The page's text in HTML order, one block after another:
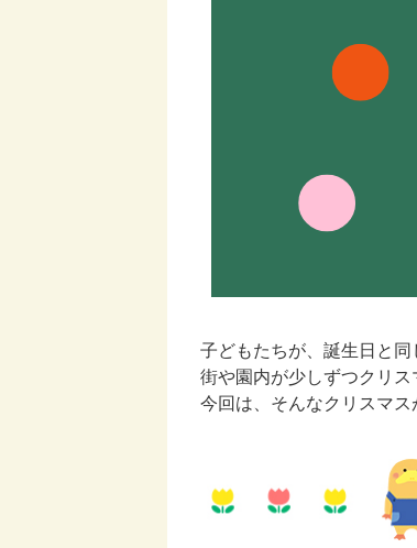
子どもたちが、誕生日と同
街や園内が少しずつクリ
今回は、そんなクリスマス